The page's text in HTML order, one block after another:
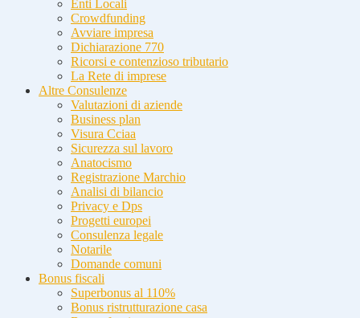
Enti Locali
Crowdfunding
Avviare impresa
Dichiarazione 770
Ricorsi e contenzioso tributario
La Rete di imprese
Altre Consulenze
Valutazioni di aziende
Business plan
Visura Cciaa
Sicurezza sul lavoro
Anatocismo
Registrazione Marchio
Analisi di bilancio
Privacy e Dps
Progetti europei
Consulenza legale
Notarile
Domande comuni
Bonus fiscali
Superbonus al 110%
Bonus ristrutturazione casa